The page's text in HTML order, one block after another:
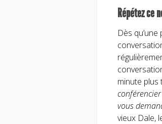
Répétez ce
Dès
minute plus
vous
vieux Dale,